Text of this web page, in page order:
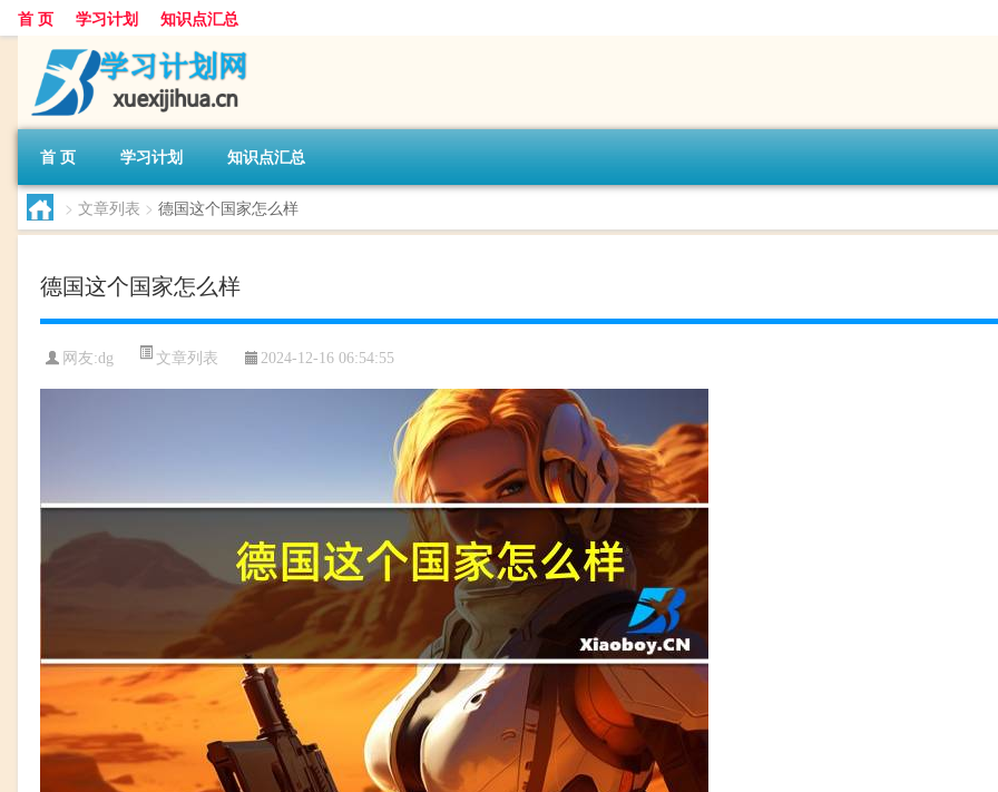
首 页 学习计划 知识点汇总
首 页 学习计划 知识点汇总
> 文章列表 > 德国这个国家怎么样
德国这个国家怎么样
网友:dg 文章列表 2024-12-16 06:54:55